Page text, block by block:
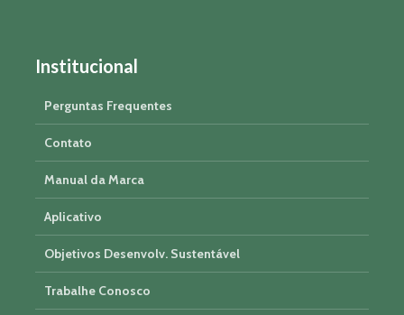
Institucional
Perguntas Frequentes
Contato
Manual da Marca
Aplicativo
Objetivos Desenvolv. Sustentável
Trabalhe Conosco